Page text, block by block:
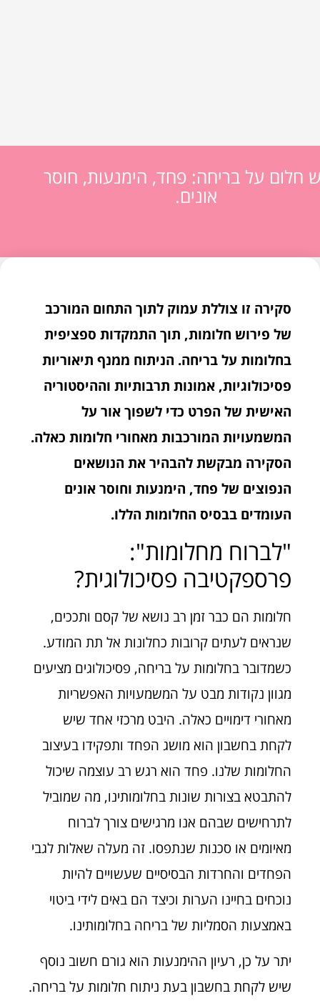
חלום על בריחה: פחד, הימנעות, חוסר
אונים.
סקירה זו צוללת עמוק לתוך התחום המורכב
של פירוש חלומות, תוך התמקדות ספציפית
בחלומות על בריחה. הניתוח ממנף תיאוריות
פסיכולוגיות, אמונות תרבותיות וההיסטוריה
האישית של הפרט כדי לשפוך אור על
המשמעויות המורכבות מאחורי חלומות כאלה.
הסקירה מבקשת להבהיר את הנושאים
הנפוצים של פחד, הימנעות וחוסר אונים
העומדים בבסיס החלומות הללו.
"לברוח מחלומות":
פרספקטיבה פסיכולוגית?
חלומות הם כבר זמן רב נושא של קסם ותככים,
שנראים לעתים קרובות כחלונות אל תת המודע.
כשמדובר בחלומות על בריחה, פסיכולוגים מציעים
מגוון נקודות מבט על המשמעויות האפשריות
מאחורי דימויים כאלה. היבט מרכזי אחד שיש
לקחת בחשבון הוא מושג הפחד ותפקידו בעיצוב
החלומות שלנו. פחד הוא רגש רב עוצמה שיכול
להתבטא בצורות שונות בחלומותינו, מה שמוביל
לתרחישים שבהם אנו מרגישים צורך לברוח
מאיומים או סכנות שנתפסו. זה מעלה שאלות לגבי
הפחדים והחרדות הבסיסיים שעשויים להיות
נוכחים בחיינו הערות וכיצד הם באים לידי ביטוי
באמצעות הסמליות של בריחה בחלומותינו.
יתר על כן, רעיון ההימנעות הוא גורם חשוב נוסף
שיש לקחת בחשבון בעת ניתוח חלומות על בריחה.